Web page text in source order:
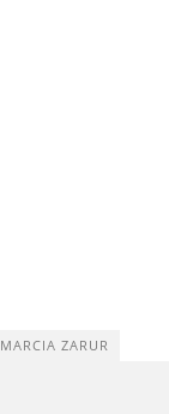
MARCIA ZARUR